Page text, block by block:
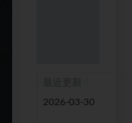
2026-03-30